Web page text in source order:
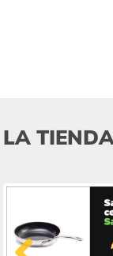
LA